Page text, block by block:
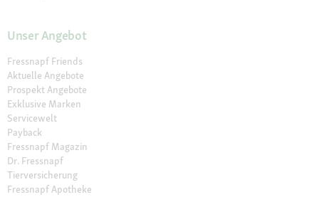
Unser Angebot
Fressnapf Friends
Aktuelle Angebote
Prospekt Angebote
Exklusive Marken
Servicewelt
Payback
Fressnapf Magazin
Dr. Fressnapf
Tierversicherung
Fressnapf Apotheke